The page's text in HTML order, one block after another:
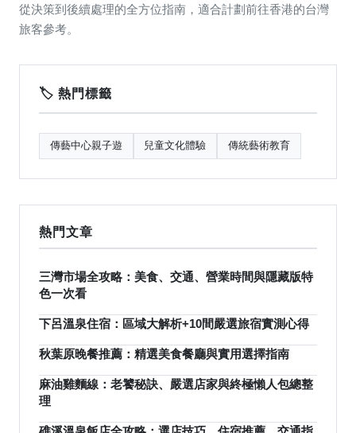
從決策到後續處理的全方位指南，適合計劃前往香港的台灣
旅客參考。
🏷️ 熱門標籤
傳藝中心親子遊 兒童文化體驗 傳統藝術教育
熱門文章
三灣市場全攻略：美食、交通、營業時間與隱藏版特
色一次看
下呂溫泉住宿：區域大解析+10間嚴選旅宿實測心得
秋葉原晚餐推薦：精選美食餐廳與實用選擇指南
麻油雞麵線：老饕秘訣、嚴選店家與終極懶人包總整
理